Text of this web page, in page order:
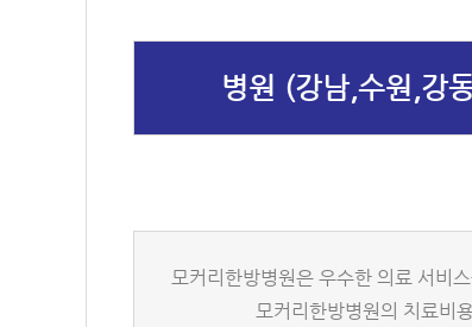
병원 (강남,수원,강
모커리한방병원은 우수한 의료 서비
모커리한방병원의 치료비